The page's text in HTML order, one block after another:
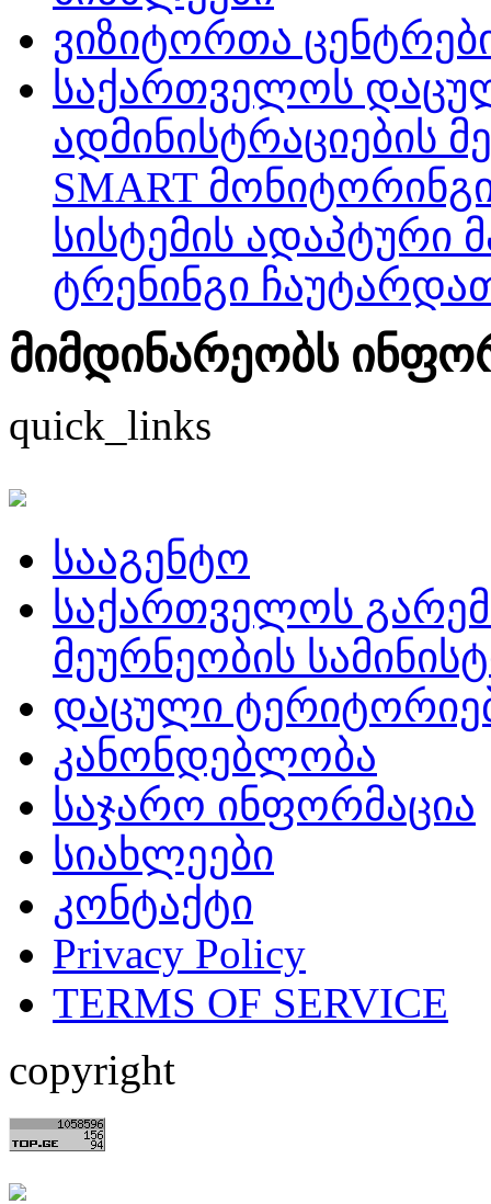
ვიზიტორთა
საქართველოს
ადმინისტრაციების
SMART
სისტემის ადაპტური
ტრენინგი
მიმდინარეობს
quick_links
სააგენტო
საქართველოს
მეურნეობის
დაცული
კანონდებლობა
საჯარო ინფორმაცია
სიახლეები
კონტაქტი
Privacy Policy
TERMS OF SERVICE
copyright